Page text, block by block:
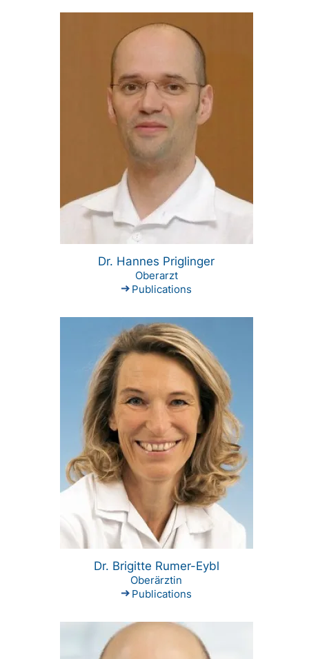
Dr. Hannes Priglinger
Oberarzt
Publications
Dr. Brigitte Rumer-Eybl
Oberärztin
Publications